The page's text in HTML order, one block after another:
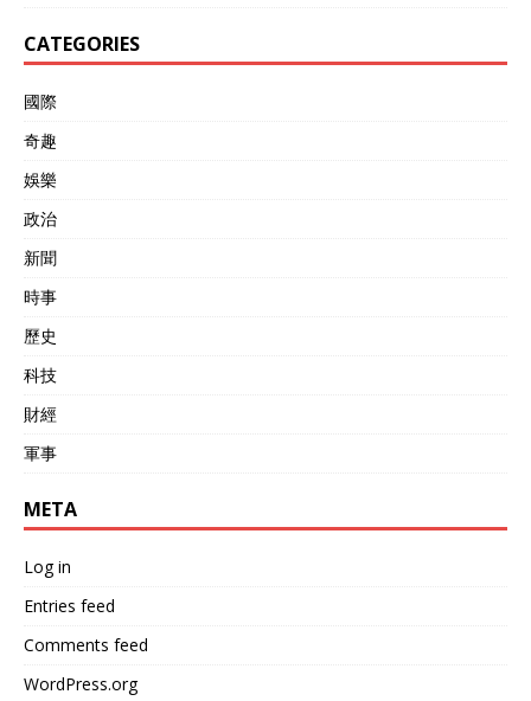
CATEGORIES
國際
奇趣
娛樂
政治
新聞
時事
歷史
科技
財經
軍事
META
Log in
Entries feed
Comments feed
WordPress.org